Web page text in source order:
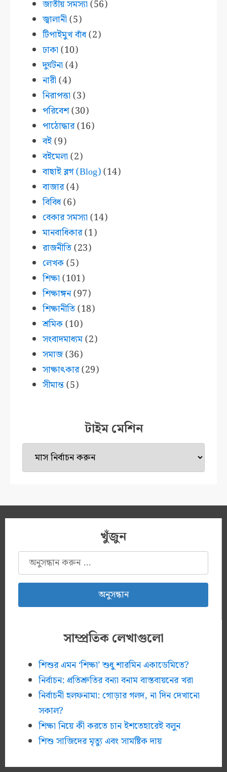
জাতীয় সমস্যা (56)
জ্বালানী (5)
টিপাইমুখ বাঁধ(2)
ঢাকা (10)
দুর্ঘটনা (4)
নারী (4)
নিরাপত্তা (3)
পরিবেশ(30)
পাঠোদ্ধার(16)
বই(9)
বইমেলা (2)
বাছাই ব্লগ (Blog)(14)
বাজার(4)
বিবিধ(6)
বেকার সমস্যা (14)
মানবাধিকার(1)
রাজনীতি(23)
লেখক(5)
শিক্ষা (101)
শিক্ষাঙ্গন(97)
শিক্ষানীতি(18)
শ্রমিক(10)
সংবাদমাধ্যম(2)
সমাজ(36)
সাক্ষাৎকার(29)
সীমান্ত(5)
টাইম মেশিন
টাইম
মেশিন
খুঁজুন
অনুসন্ধানঃ
সাম্প্রতিক লেখাগুলো
শিশুর এমন ‘শিক্ষা’ শুধু শারমিন একাডেমিতে?
নির্বাচন: প্রতিশ্রুতির বন্যা বনাম বাস্তবায়নের খরা
নির্বাচনী হলফনামা: গোড়ার গলদ, না দিন দেখানো
সকাল?
শিক্ষা নিয়ে কী করতে চান ইশতেহারেই বলুন
শিশু সাজিদের মৃত্যু এবং সামষ্টিক দায়